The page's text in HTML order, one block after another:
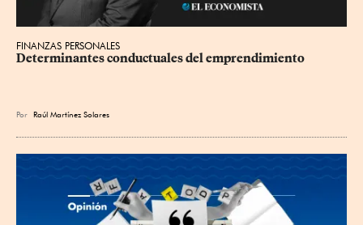
FINANZAS PERSONALES
Determinantes conductuales del emprendimiento
Por Raúl Martínez Solares